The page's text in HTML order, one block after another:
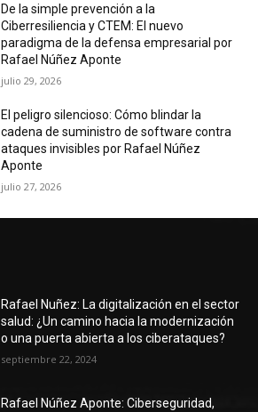
De la simple prevención a la
Ciberresiliencia y CTEM: El nuevo
paradigma de la defensa empresarial por
Rafael Núñez Aponte
julio 29, 2026
El peligro silencioso: Cómo blindar la
cadena de suministro de software contra
ataques invisibles por Rafael Núñez
Aponte
julio 27, 2026
Rafael Nuñez: La digitalización en el sector
salud: ¿Un camino hacia la modernización
o una puerta abierta a los ciberataques?
septiembre 22, 2024
Rafael Núñez Aponte: Ciberseguridad,